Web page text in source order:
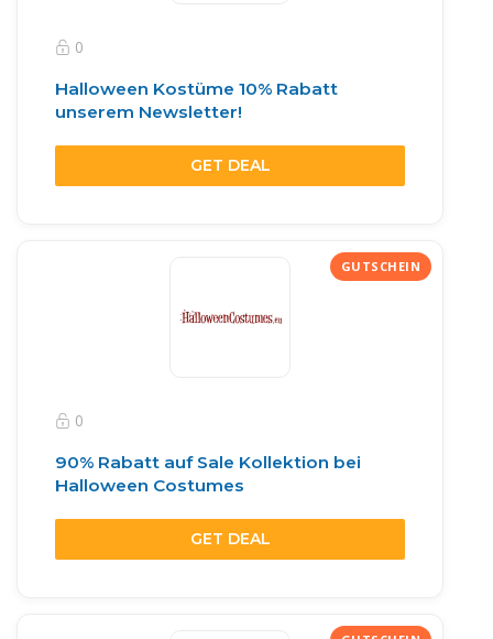
0
Halloween Kostüme 10% Rabatt
unserem Newsletter!
GET DEAL
0
90% Rabatt auf Sale Kollektion bei
Halloween Costumes
GET DEAL